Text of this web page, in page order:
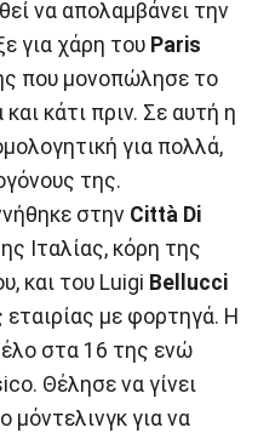
να απολαμβάνει την
για χάρη του Paris
που μονοπώλησε το
κάτι πριν. Σε αυτή η
για πολλά,
της.
στην Città Di
Ιταλίας, κόρη της
και του Luigi Bellucci
εταιρίας με φορτηγά. Η
στα 16 της ενώ
Θέλησε να γίνει
μόντελινγκ για να